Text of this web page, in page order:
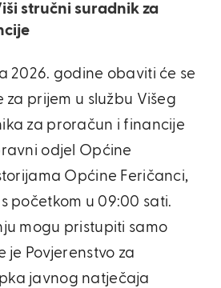
stručni suradnik za
2026. godine obaviti će se
za prijem u službu Višeg
za proračun i financije
odjel Općine
Općine Feričanci,
s početkom u 09:00 sati.
mogu pristupiti samo
je Povjerenstvo za
javnog natječaja